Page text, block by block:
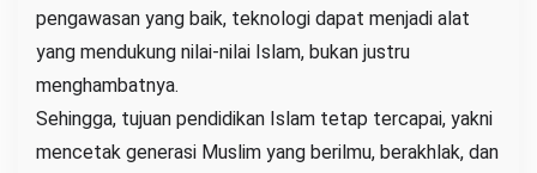
pengawasan yang baik, teknologi dapat menjadi alat
yang mendukung nilai-nilai Islam, bukan justru
menghambatnya.
Sehingga, tujuan pendidikan Islam tetap tercapai, yakni
mencetak generasi Muslim yang berilmu, berakhlak, dan